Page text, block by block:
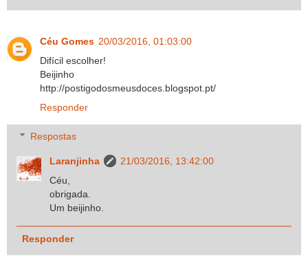
Céu Gomes 20/03/2016, 01:03:00
Difícil escolher!
Beijinho
http://postigodosmeusdoces.blogspot.pt/
Responder
Respostas
Laranjinha
21/03/2016, 13:42:00
Céu,
obrigada.
Um beijinho.
Responder